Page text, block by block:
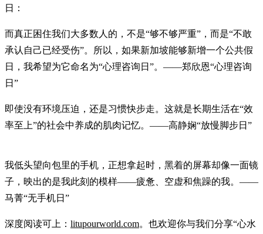
日：
而真正困住我们大多数人的，不是“够不够严重”，而是“不敢
承认自己已经受伤”。所以，如果新加坡能够新增一个公共假
日，我希望为它命名为“心理咨询日”。——郑欣恩“心理咨询
日”
即使没有环境压迫，还是习惯快步走。这就是长期生活在“效
率至上”的社会中养成的肌肉记忆。——高静娴“放慢脚步日”
我低头望向包里的手机，正想拿起时，黑着的屏幕却像一面镜
子，映出的是我此刻的模样——疲惫、空虚和焦躁的我。——
马菁“无手机日”
深度阅读可上： litupourworld.com。也欢迎你与我们分享“心水